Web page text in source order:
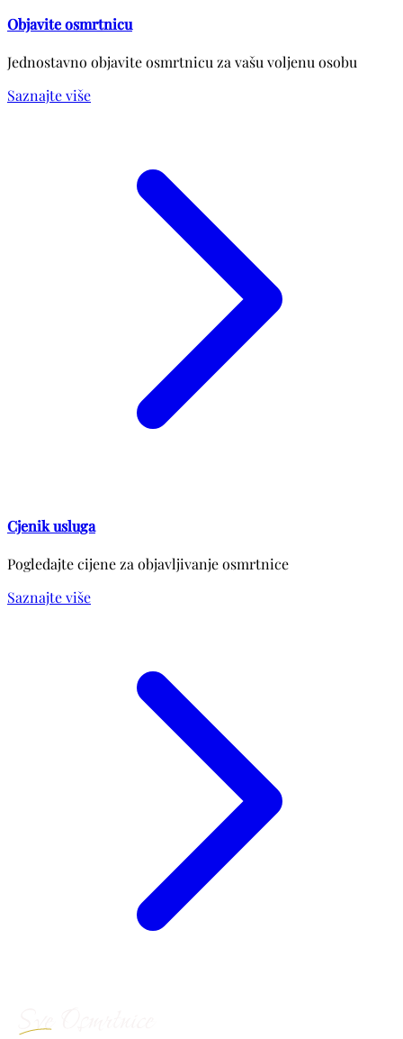
Objavite osmrtnicu
Jednostavno objavite osmrtnicu za vašu voljenu osobu
Saznajte više
Cjenik usluga
Pogledajte cijene za objavljivanje osmrtnice
Saznajte više